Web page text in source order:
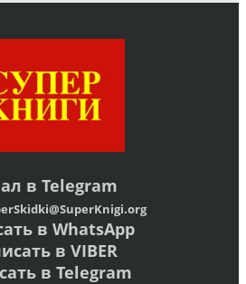
в Telegram
org
в WhatsApp
в VIBER
в Telegram